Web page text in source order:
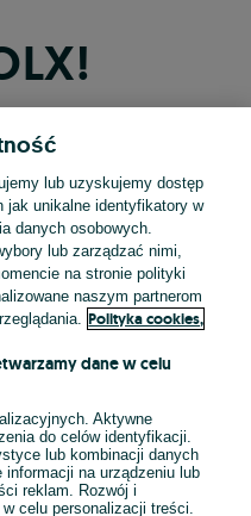
Facebooka
konto Apple
konto Google
lub uzyskujemy dostęp
jak unikalne identyfikatory w
danych osobowych.
lub zarządzać nimi,
na stronie polityki
naszym partnerom
Polityka cookies,
dane w celu
Aktywne
do celów identyfikacji.
lub kombinacji danych
informacji na urządzeniu lub
reklam. Rozwój i
celu personalizacji treści.